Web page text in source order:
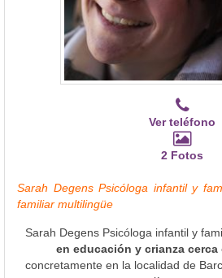
Ver teléfono
2 Fotos
Sarah Degens Psicóloga infantil y
familiar multilingüe
Sarah Degens Psicóloga infantil y
en educación y crianza cerca
concretamente en la localidad de